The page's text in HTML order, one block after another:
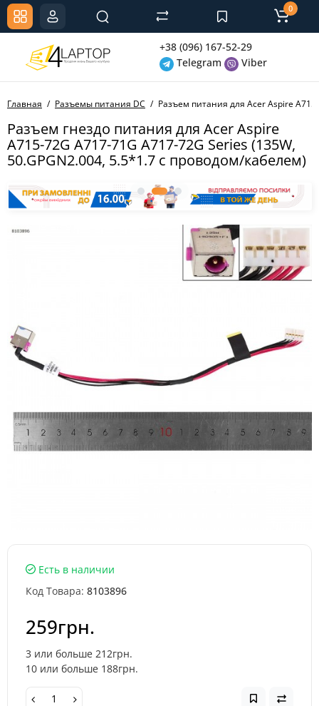
+38 (096) 167-52-29
Telegram
Viber
0
Главная Разъемы питания DC Разъем питания для Acer Aspire
Разъем гнездо питания для Acer Aspire
A715-72G A717-71G A717-72G Series (135W,
50.GPGN2.004, 5.5*1.7 с проводом/кабелем)
Есть в наличии
Код Товара: 8103896
259грн.
3 или больше 212грн.
10 или больше 188грн.